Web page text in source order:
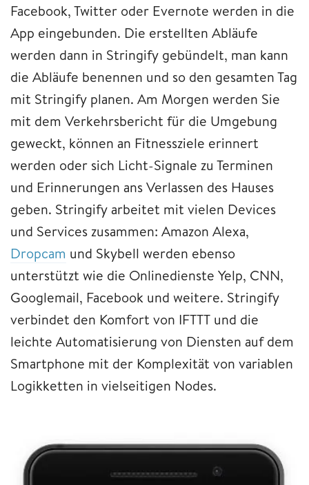
Facebook, Twitter oder Evernote werden in die
App eingebunden. Die erstellten Abläufe
werden dann in Stringify gebündelt, man kann
die Abläufe benennen und so den gesamten Tag
mit Stringify planen. Am Morgen werden Sie
mit dem Verkehrsbericht für die Umgebung
geweckt, können an Fitnessziele erinnert
werden oder sich Licht-Signale zu Terminen
und Erinnerungen ans Verlassen des Hauses
geben. Stringify arbeitet mit vielen Devices
und Services zusammen: Amazon Alexa,
Dropcam und Skybell werden ebenso
unterstützt wie die Onlinedienste Yelp, CNN,
Googlemail, Facebook und weitere. Stringify
verbindet den Komfort von IFTTT und die
leichte Automatisierung von Diensten auf dem
Smartphone mit der Komplexität von variablen
Logikketten in vielseitigen Nodes.